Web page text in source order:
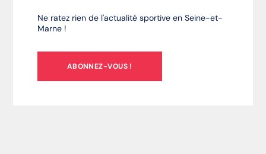
Ne ratez rien de l'actualité sportive en Seine-et-
Marne !
ABONNEZ-VOUS !